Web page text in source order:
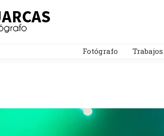
Fotógrafo Trabajos